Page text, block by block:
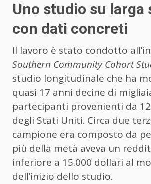
Uno studio su larga
con dati concreti
Il lavoro è stato condotto
Southern Community Cohort
studio longitudinale che ha
quasi 17 anni decine di
partecipanti provenienti da
degli Stati Uniti. Circa due
campione era composto da
più della metà aveva un
inferiore a 15.000 dollari al
dell’inizio dello studio.